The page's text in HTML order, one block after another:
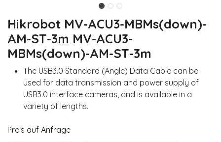
Hikrobot MV-ACU3-MBMs(down)-
AM-ST-3m MV-ACU3-
MBMs(down)-AM-ST-3m
The USB3.0 Standard (Angle) Data Cable can be
used for data transmission and power supply of
USB3.0 interface cameras, and is available in a
variety of lengths.
Preis auf Anfrage